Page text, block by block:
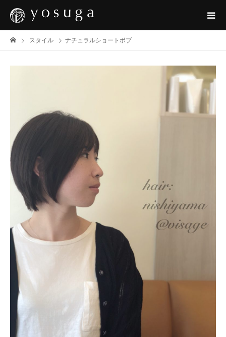
スタイル ナチュラルショートボブ